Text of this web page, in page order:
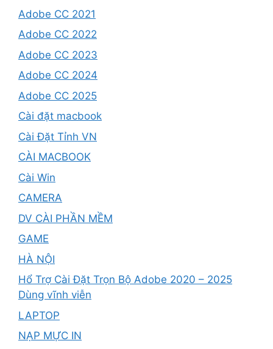
Adobe CC 2021
Adobe CC 2022
Adobe CC 2023
Adobe CC 2024
Adobe CC 2025
Cài đặt macbook
Cài Đặt Tỉnh VN
CÀI MACBOOK
Cài Win
CAMERA
DV CÀI PHẦN MỀM
GAME
HÀ NỘI
Hổ Trợ Cài Đặt Trọn Bộ Adobe 2020 – 2025
Dùng vĩnh viễn
LAPTOP
NẠP MỰC IN